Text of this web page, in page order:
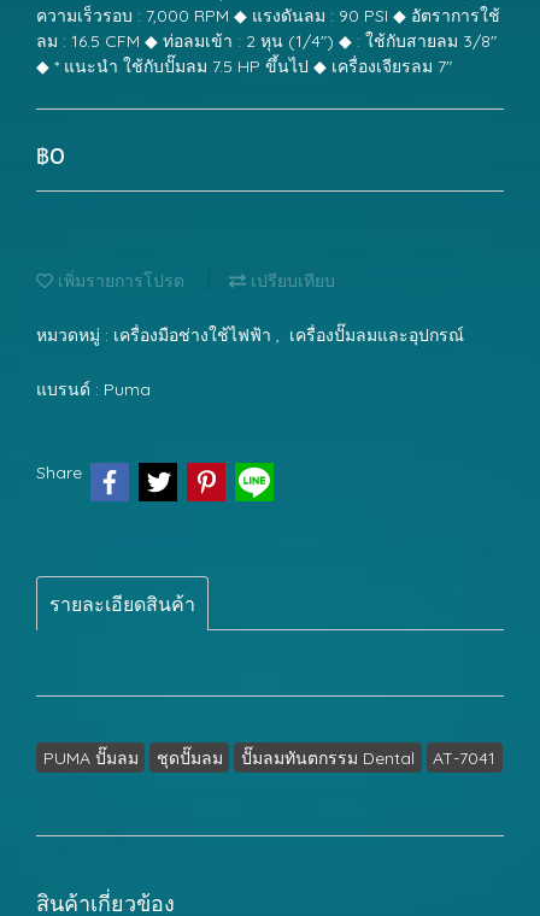
ความเร็วรอบ : 7,000 RPM ◆ แรงดันลม : 90 PSI ◆ อัตราการใช้
ลม : 16.5 CFM ◆ ท่อลมเข้า : 2 หุน (1/4") ◆ : ใช้กับสายลม 3/8"
◆ * แนะนำ ใช้กับปั๊มลม 7.5 HP ขึ้นไป ◆ เครื่องเจียรลม 7"
฿0
เพิ่มรายการโปรด เปรียบเทียบ
หมวดหมู่ : เครื่องมือช่างใช้ไฟฟ้า , เครื่องปั๊มลมและอุปกรณ์
แบรนด์ : Puma
Share
รายละเอียดสินค้า
PUMA ปั๊มลม ชุดปั๊มลม ปั๊มลมทันตกรรม Dental AT-7041
สินค้าเกี่ยวข้อง